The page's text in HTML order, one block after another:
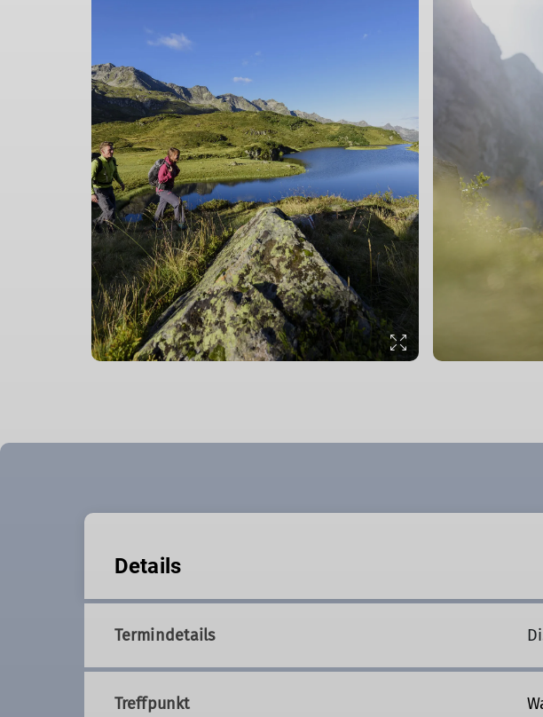
©
Details
Termindetails
Treffpunkt